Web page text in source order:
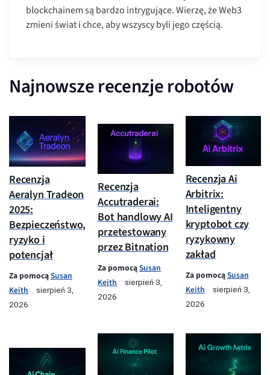
blockchainem są bardzo intrygujące. Wierzę, że Web3
zmieni świat i chce, aby wszyscy byli jego częścią.
Najnowsze recenzje robotów
Recenzja
Aeralyn Tradeon
2025:
Bezpieczeństwo,
ryzyko i
potencjał
Za pomocąSusan
Keith
sierpień 3,
2026
Recenzja
Accutraderai:
Bot handlowy AI
przetestowany
przez Bitnation
Za pomocąSusan
Keith
sierpień 3,
2026
Recenzja Ai
Arbitrix:
Inteligentny
kryptobot czy
ryzykowny
zakład
Za pomocąSusan
Keith
sierpień 3,
2026